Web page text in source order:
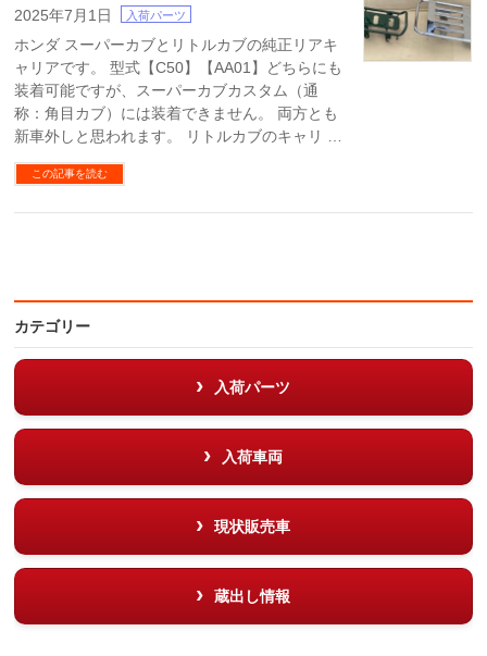
2025年7月1日 入荷パーツ
ホンダ スーパーカブとリトルカブの純正リアキ
ャリアです。 型式【C50】【AA01】どちらにも
装着可能ですが、スーパーカブカスタム（通
称：角目カブ）には装着できません。 両方とも
新車外しと思われます。 リトルカブのキャリ …
この記事を読む
カテゴリー
入荷パーツ
入荷車両
現状販売車
蔵出し情報